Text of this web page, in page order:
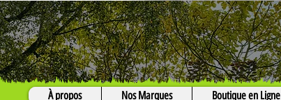
À propos Nos Marques Boutique en Ligne